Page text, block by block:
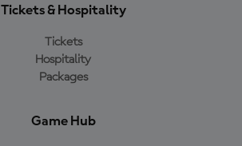
Tickets & Hospitality
Tickets
Hospitality
Packages
Game Hub